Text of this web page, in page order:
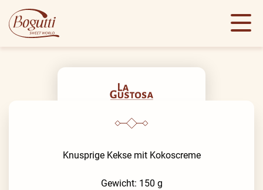
Knusprige Kekse mit Kokoscreme
Gewicht: 150 g